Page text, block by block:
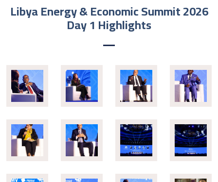
Libya Energy & Economic Summit 2026
Day 1 Highlights